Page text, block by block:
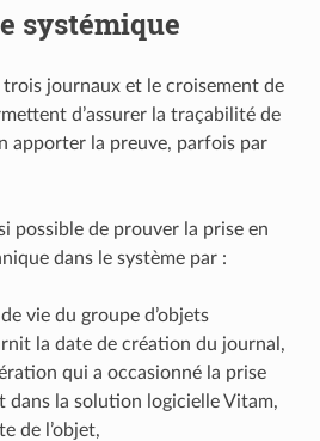
systémique
trois journaux et le croisement de
d’assurer la traçabilité de
apporter la preuve, parfois par
possible de prouver la prise en
dans le système par :
vie du groupe d’objets
la date de création du journal,
qui a occasionné la prise
dans la solution logicielle Vitam,
de l’objet,